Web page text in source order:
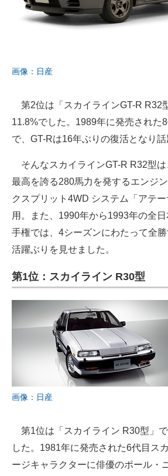
画像：日産
第2位は「スカイラインGT-R R32
11.8%でした。1989年に発売された
で、GT-Rは16年ぶりの復活となり話
そんなスカイラインGT-R R32型は
最高を誇る280馬力を発するエンジ
クスプリット4WD システム「アテ
用。また、1990年から1993年の全
手権では、4シーズンにわたって全
活躍ぶりを見せました。
第1位：スカイライン R30型
画像：日産
第1位は「スカイライン R30型」
した。1981年に発売された6代目ス
ージキャラクターに俳優のポール・